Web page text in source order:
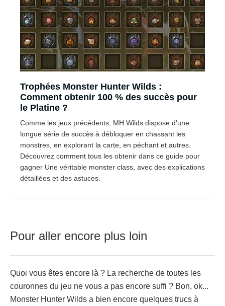
Trophées Monster Hunter Wilds :
Comment obtenir 100 % des succès pour
le Platine ?
Comme les jeux précédents, MH Wilds dispose d'une
longue série de succès à débloquer en chassant les
monstres, en explorant la carte, en péchant et autres.
Découvrez comment tous les obtenir dans ce guide pour
gagner Une véritable monster class, avec des explications
détaillées et des astuces.
Pour aller encore plus loin
Quoi vous êtes encore là ? La recherche de toutes les
couronnes du jeu ne vous a pas encore suffi ? Bon, ok...
Monster Hunter Wilds a bien encore quelques trucs à